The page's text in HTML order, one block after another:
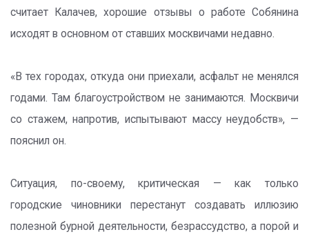
считает Калачев, хорошие отзывы о работе Собянина
исходят в основном от ставших москвичами недавно.
«В тех городах, откуда они приехали, асфальт не менялся
годами. Там благоустройством не занимаются. Москвичи
со стажем, напротив, испытывают массу неудобств», —
пояснил он.
Ситуация, по-своему, критическая — как только
городские чиновники перестанут создавать иллюзию
полезной бурной деятельности, безрассудство, а порой и